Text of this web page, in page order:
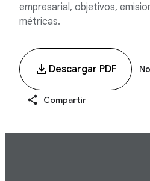
empresarial, objetivos,
métricas.
Descargar PDF
Compartir